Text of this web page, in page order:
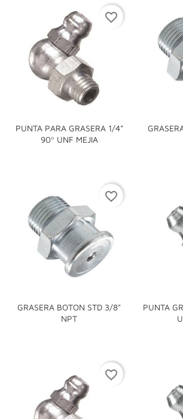
PUNTA PARA GRASERA 1/4"
90º UNF MEJIA
favorite_border
GRASERA BOTON STD 3/8"
NPT
favorite_border
PUNTA
favorite_border